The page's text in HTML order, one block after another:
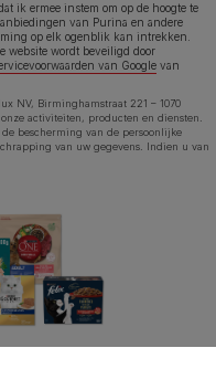
ik ermee instem om op de hoogte te
van Purina en andere
op elk ogenblik kan intrekken.
website wordt beveiligd door
van Google van
NV, Birminghamstraat 221 – 1070
activiteiten, producten en diensten.
bescherming van de persoonlijke
van uw gegevens. Indien u van